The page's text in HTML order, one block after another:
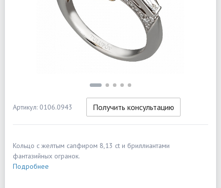
Артикул: 0106.0943 Получить консультацию
Кольцо с желтым сапфиром 8,13 ct и бриллиантами
фантазийных огранок.
Подробнее